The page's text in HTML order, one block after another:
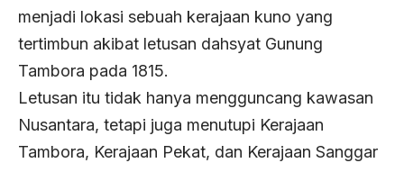
menjadi lokasi sebuah kerajaan kuno yang
tertimbun akibat letusan dahsyat Gunung
Tambora pada 1815.
Letusan itu tidak hanya mengguncang kawasan
Nusantara, tetapi juga menutupi Kerajaan
Tambora, Kerajaan Pekat, dan Kerajaan Sanggar